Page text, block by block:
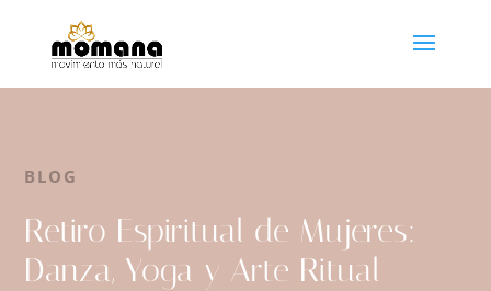
BLOG
Retiro Espiritual de Mujeres:
Danza, Yoga y Arte Ritual